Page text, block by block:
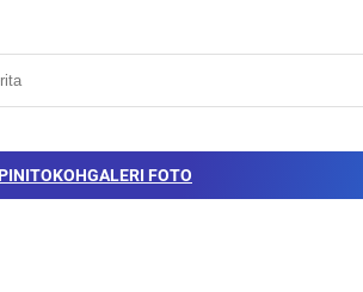
TOKOHGALERI FOTO